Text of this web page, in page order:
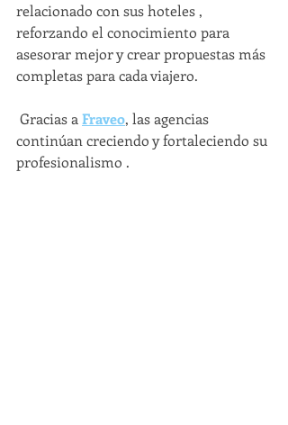
relacionado con sus hoteles ,
reforzando el conocimiento para
asesorar mejor y crear propuestas más
completas para cada viajero.
Gracias a Fraveo, las agencias
continúan creciendo y fortaleciendo su
profesionalismo .